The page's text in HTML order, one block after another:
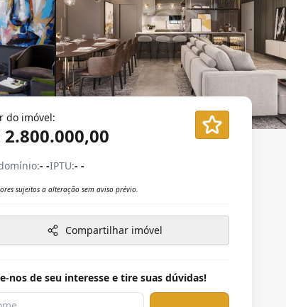
do imóvel:
2.800.000,00
- -IPTU:- -
sujeitos a alteração sem aviso prévio.
Compartilhar imóvel
nos de seu interesse e tire suas dúvidas!